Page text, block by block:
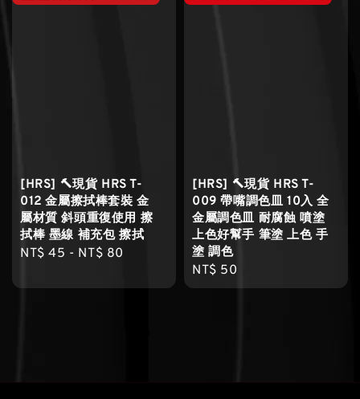
[HRS] 🔨現貨 HRS T-
012 金屬擦拭棒套裝 金
屬材質 斜頭重復使用 擦
拭棒 墨線 補充包 擦拭
Regular
NT$ 45 - NT$ 80
[HRS] 🔨現貨 HRS T-
009 帶嘴調色皿 10入 全
金屬調色皿 耐腐蝕 噴塗
上色好幫手 筆塗 上色 手
塗 調色
Regular
price
NT$ 50